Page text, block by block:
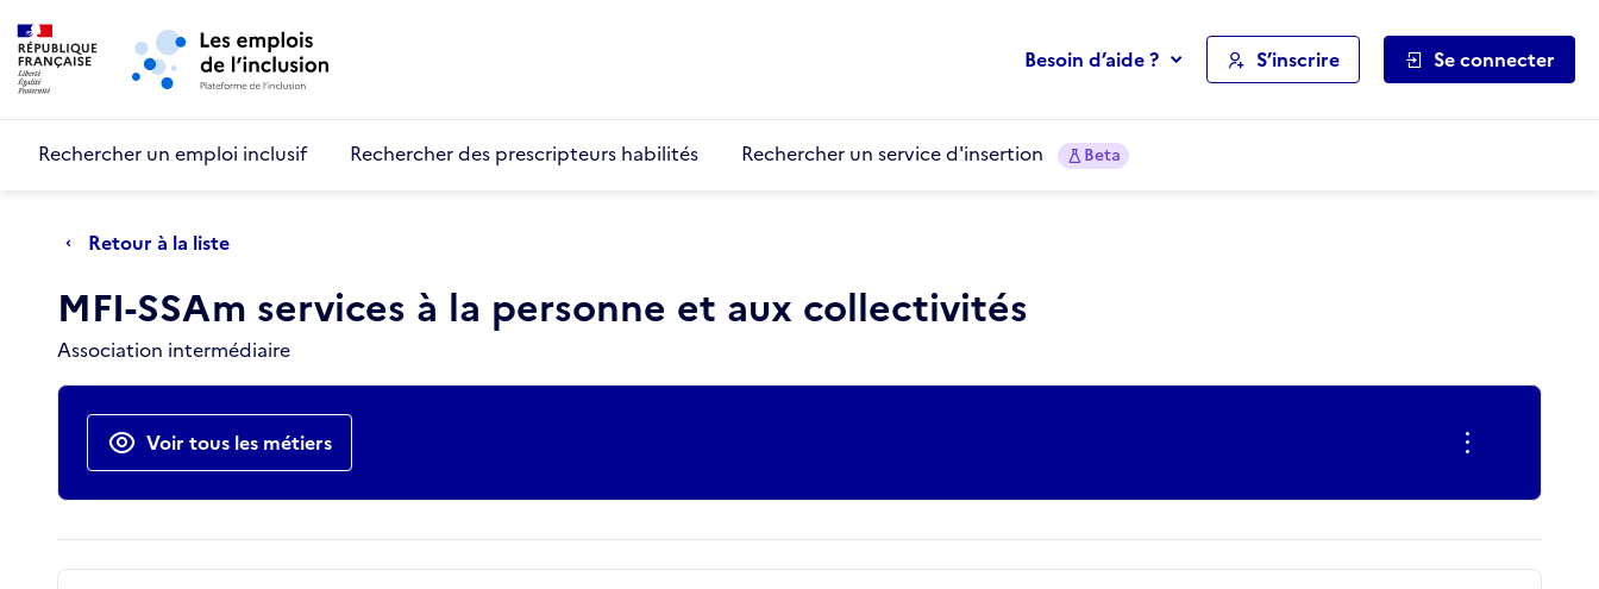
Aller au menu principal
Besoin d’aide ? S’inscrire Se connecter
Rechercher un emploi inclusif Rechercher des prescripteurs habilités Rechercher un service d'insertion Beta
Retour à la liste
MFI-SSAm services à la personne et aux collectivités
Association intermédiaire
Actions rapides
Voir tous les métiers